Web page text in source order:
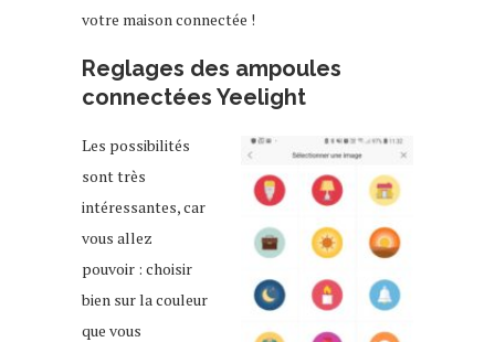
votre maison connectée !
Reglages des ampoules
connectées Yeelight
Les possibilités
sont très
intéressantes, car
vous allez
pouvoir : choisir
bien sur la couleur
que vous